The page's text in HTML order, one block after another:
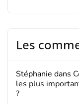
Les
Stéphanie dans
les plus
?